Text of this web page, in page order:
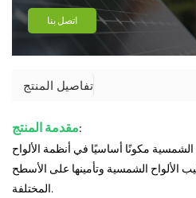
اتصل بنا
تفاصيل المنتج
مقدمة المنتج:
الشمسية مكونًا أساسيًا في أنظمة الألواح
الألواح الشمسية وتأمينها على الأسطح
المختلفة.